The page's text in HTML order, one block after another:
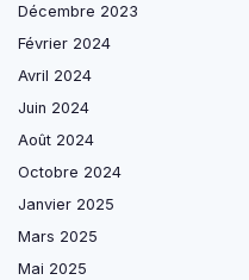
Décembre 2023
Février 2024
Avril 2024
Juin 2024
Août 2024
Octobre 2024
Janvier 2025
Mars 2025
Mai 2025